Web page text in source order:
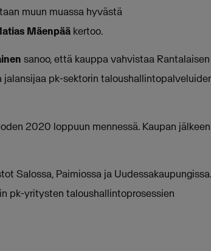
muun muassa hyvästä
Mäenpää kertoo.
sanoo, että kauppa vahvistaa Rantalaisen
jalansijaa pk-sektorin
2020 loppuun mennessä. Kaupan jälkeen
Salossa, Paimiossa ja
pk-yritysten taloushallintoprosessien